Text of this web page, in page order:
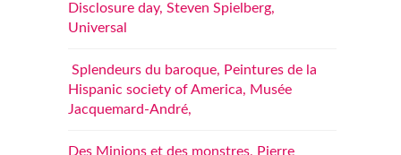
Disclosure day, Steven Spielberg,
Universal
Splendeurs du baroque, Peintures de la
Hispanic society of America, Musée
Jacquemard-André,
Des Minions et des monstres, Pierre